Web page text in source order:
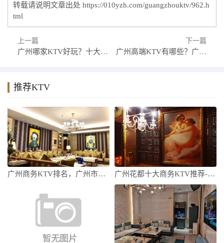
转载请说明文章出处 https://010yzh.com/guangzhouktv/962.h
tml
上一篇
广州哪家KTV好玩？十大KTV你错过了哪家
下一篇
广州高端KTV有哪些？广州高端KTV排行榜
推荐KTV
广州商务KTV排名，广州市十大商务KTV 广州花都十大商务KTV推荐-广州花都商务